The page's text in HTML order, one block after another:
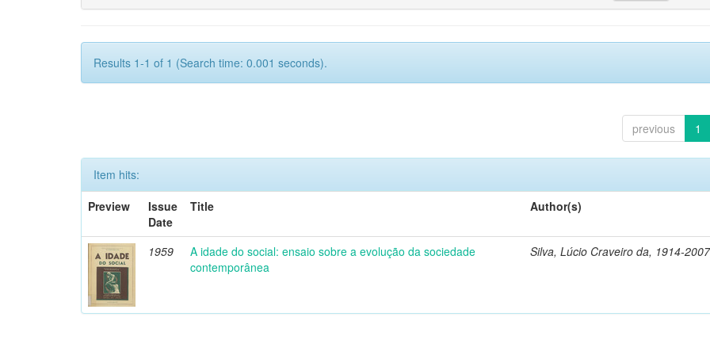
Results 1-1 of 1 (Search time: 0.001 seconds).
previous 1
Item hits:
Preview
Issue
Date
Title Author(s)
1959
A idade do social: ensaio sobre a evolução da sociedade
contemporânea
Silva, Lúcio Craveiro da, 1914-